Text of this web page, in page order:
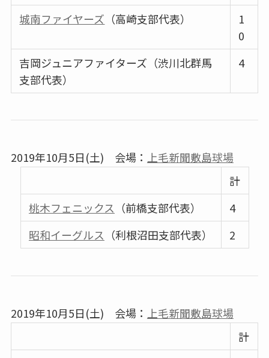
城南ファイヤーズ （高崎支部代表）
1
0
吉岡ジュニアファイターズ（渋川北群馬
支部代表）
4
2019年10月5日(土) 会場： 上毛新聞敷島球場
計
桃木フェニックス （前橋支部代表）
4
昭和イーグルス （利根沼田支部代表） 2
2019年10月5日(土) 会場： 上毛新聞敷島球場
計